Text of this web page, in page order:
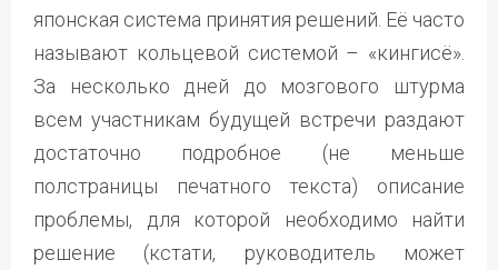
японская система принятия решений. Её часто
называют кольцевой системой – «кингисё».
За несколько дней до мозгового штурма
всем участникам будущей встречи раздают
достаточно подробное (не меньше
полстраницы печатного текста) описание
проблемы, для которой необходимо найти
решение (кстати, руководитель может